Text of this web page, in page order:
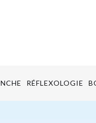
RÉFLEXOLOGIE